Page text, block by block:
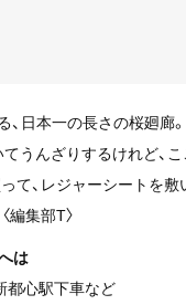
、日本一の長さの桜廻廊
うんざりするけれど、
て、レジャーシートを
編集部T〉
は
都心駅下車など